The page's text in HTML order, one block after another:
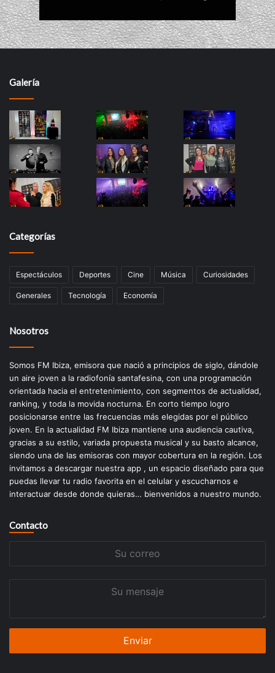
Galería
Categorías
Espectáculos Deportes Cine Música Curiosidades
Generales Tecnología Economía
Nosotros
Somos FM Ibiza, emisora que nació a principios de siglo, dándole
un aire joven a la radiofonía santafesina, con una programación
orientada hacia el entretenimiento, con segmentos de actualidad,
ranking, y toda la movida nocturna. En corto tiempo logro
posicionarse entre las frecuencias más elegidas por el público
joven. En la actualidad FM Ibiza mantiene una audiencia cautiva,
gracias a su estilo, variada propuesta musical y su basto alcance,
siendo una de las emisoras con mayor cobertura en la región. Los
invitamos a descargar nuestra app , un espacio diseñado para que
puedas llevar tu radio favorita en el celular y escucharnos e
interactuar desde donde quieras… bienvenidos a nuestro mundo.
Contacto